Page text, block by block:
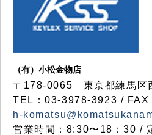
（有）小松金物店
〒178-0065 東京都練馬区
TEL：03-3978-3923 /
h-
営業時間：8:30〜18：30 /